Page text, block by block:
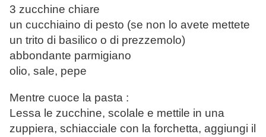
3 zucchine chiare
un cucchiaino di pesto (se non lo avete mettete
un trito di basilico o di prezzemolo)
abbondante parmigiano
olio, sale, pepe
Mentre cuoce la pasta :
Lessa le zucchine, scolale e mettile in una
zuppiera, schiacciale con la forchetta, aggiungi il